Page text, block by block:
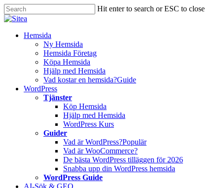
Skip
to
content
Hit enter to search or ESC to close
Close
InnehållHemsida
Ny Hemsida
Hemsida Företag
Köpa Hemsida
Hjälp med Hemsida
Vad kostar en hemsida?Guide
WordPress
Tjänster
Köp Hemsida
Hjälp med Hemsida
WordPress Kurs
Guider
Vad är WordPress?Populär
Vad är WooCommerce?
De bästa WordPress tilläggen för 2026
Snabba upp din WordPress hemsida
WordPress Guide
AI-Sök & GEO